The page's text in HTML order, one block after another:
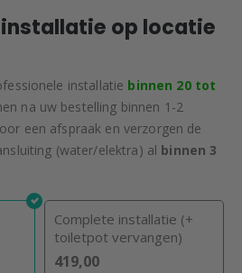
op locatie
installatie binnen 20 tot
na uw bestelling binnen 1-2
een afspraak en verzorgen de
(water/elektra) al binnen 3
Complete installatie (+
toiletpot vervangen)
419,00